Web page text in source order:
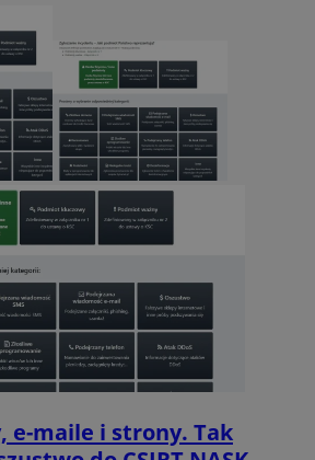
e-maile i strony. Tak